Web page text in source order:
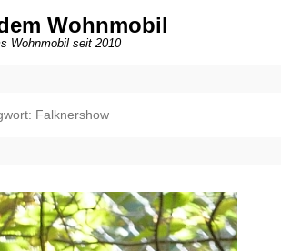
Wohnmobil
Wohnmobil seit 2010
Falknershow